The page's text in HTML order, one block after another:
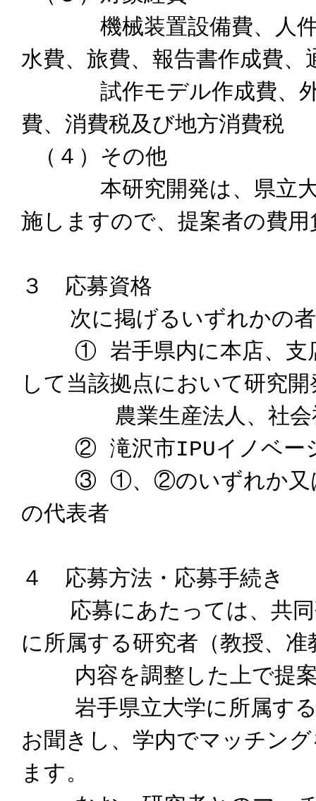
機械装置設備費、人件費
水費、旅費、報告書作成費
試作モデル作成費、外
費、消費税及び地方消費税
（４）その他
本研究開発は、県立大学
施しますので、提案者の費
３ 応募資格
次に掲げるいずれかの者
① 岩手県内に本店、支店
して当該拠点において研究
農業生産法人、社会
② 滝沢市IPUイノベーシ
③ ①、②のいずれか又は
の代表者
４ 応募方法・応募手続き
応募にあたっては、共同
に所属する研究者（教授、
内容を調整した上で提案
岩手県立大学に所属する
お聞きし、学内でマッチン
ます。